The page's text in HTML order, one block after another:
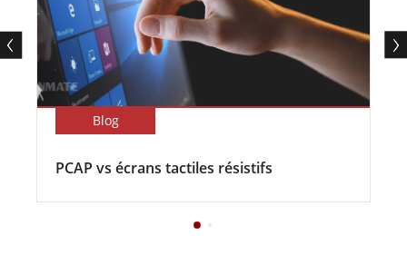
Blog
PCAP vs écrans tactiles résistifs